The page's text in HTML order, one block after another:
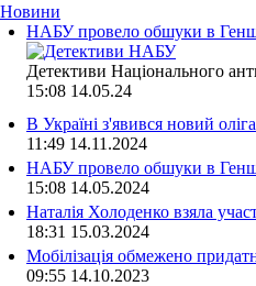
Новини
НАБУ провело обшуки в
Детективи Національного
15:08 14.05.24
В Україні з'явився новий
11:49 14.11.2024
НАБУ провело обшуки в
15:08 14.05.2024
Наталія Холоденко взяла
18:31 15.03.2024
Мобілізація обмежено
09:55 14.10.2023